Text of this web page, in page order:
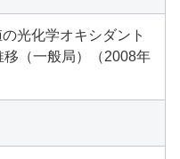
光化学オキシダント
（一般局）（2008年